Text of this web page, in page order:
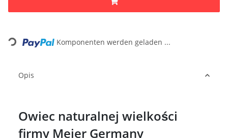
Loading... Komponenten werden geladen ...
Opis
Owiec naturalnej wielkości
firmy Meier Germany